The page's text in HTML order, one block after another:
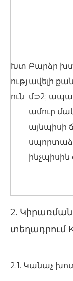
Խտ
ությ
ուն
Բարձր
ավելի
մ⊃2;
ամուր
այնպիսի
ինչպիսին
2.
տեղադրում
2.1. Կանաչ խոտ